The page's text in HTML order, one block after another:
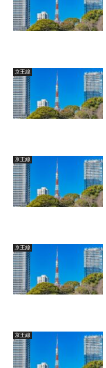
京王線
京王線
京王線
京王線